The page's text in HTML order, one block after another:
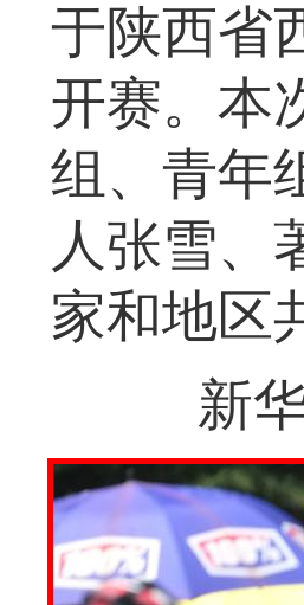
于陕西省
开赛。本
组、青年
人张雪、
家和地区
新华